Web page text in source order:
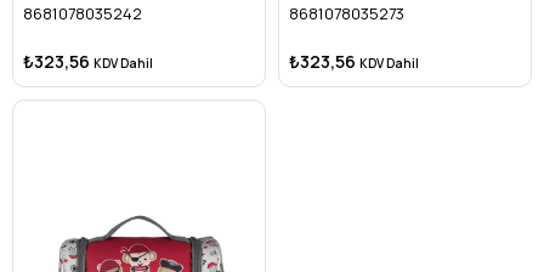
UNICORN )
8681078035242
₺323,56 KDV Dahil
TAVSAN )
8681078035273
₺323,56 KDV Dahil